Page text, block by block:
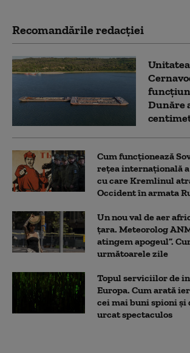
Recomandările redacţiei
Dunăre
Cum funcționează
rețea internațională
cu care Kremlinul
Occident în armata
Un nou val de aer
țara. Meteorolog
atingem apogeul”.
următoarele zile
Topul serviciilor de
Europa. Cum arată
cei mai buni spioni și
urcat spectaculos